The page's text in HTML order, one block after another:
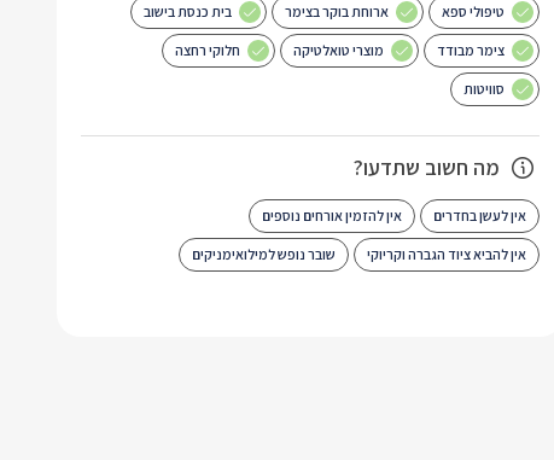
טיפולי ספא ארוחת בוקר בצימר בית כנסת בישוב
צימר מבודד מוצרי טואלטיקה חלוקי רחצה
סוויטות
מה חשוב שתדעו?
אין לעשן בחדרים אין להזמין אורחים נוספים
אין להביא ציוד הגברה וקריוקי שובר נופש למילואימניקים